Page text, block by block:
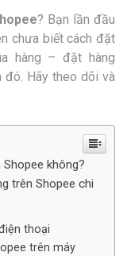
? Bạn lần đầu
chưa biết cách đặt
hàng – đặt hàng
đó. Hãy theo dõi và
không?
trên Shopee chi
thoại
trên máy